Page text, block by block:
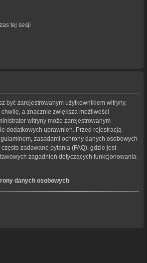
tej sesji
być zarejestrowanym użytkownikiem witryny.
a znacznie zwiększa możliwości
witryny może zarejestrowanym
dodatkowych uprawnień. Przed rejestracją
zasadami ochrony danych osobowych
zadawane pytania (FAQ), gdzie jest
zagadnień dotyczących funkcjonowania
danych osobowych